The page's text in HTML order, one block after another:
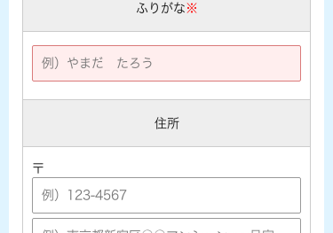
ふりがな ※
住所
〒